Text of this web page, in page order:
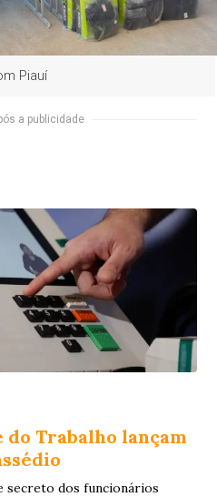
Piauí
a publicidade
Trabalho lançam
secreto dos funcionários